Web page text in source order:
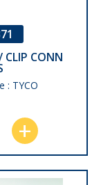
CLIP CONN
: TYCO